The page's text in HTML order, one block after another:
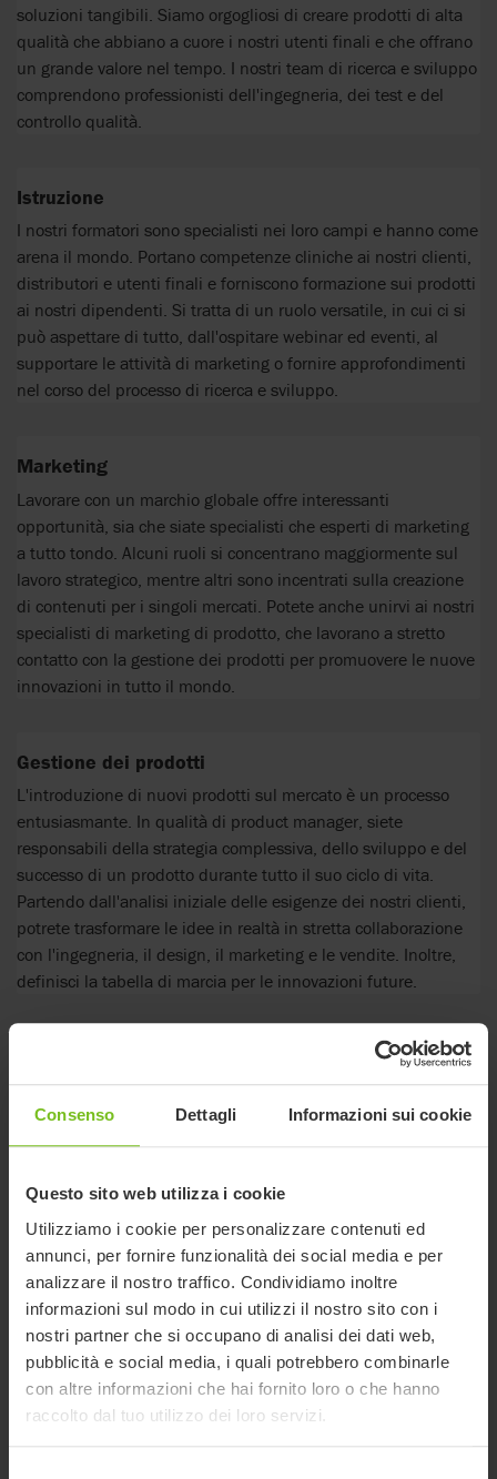
Consenso Dettagli Informazioni sui cookie
Questo sito web utilizza i cookie
Utilizziamo i cookie per personalizzare contenuti ed
annunci, per fornire funzionalità dei social media e per
analizzare il nostro traffico. Condividiamo inoltre
informazioni sul modo in cui utilizzi il nostro sito con i
nostri partner che si occupano di analisi dei dati web,
pubblicità e social media, i quali potrebbero combinarle
con altre informazioni che hai fornito loro o che hanno
raccolto dal tuo utilizzo dei loro servizi.
soluzioni tangibili. Siamo orgogliosi di creare prodotti di alta
qualità che abbiano a cuore i nostri utenti finali e che offrano
un grande valore nel tempo. I nostri team di ricerca e sviluppo
comprendono professionisti dell'ingegneria, dei test e del
controllo qualità.
Istruzione
I nostri formatori sono specialisti nei loro campi e hanno come
arena il mondo. Portano competenze cliniche ai nostri clienti,
distributori e utenti finali e forniscono formazione sui prodotti
ai nostri dipendenti. Si tratta di un ruolo versatile, in cui ci si
può aspettare di tutto, dall'ospitare webinar ed eventi, al
supportare le attività di marketing o fornire approfondimenti
nel corso del processo di ricerca e sviluppo.
Marketing
Lavorare con un marchio globale offre interessanti
opportunità, sia che siate specialisti che esperti di marketing
a tutto tondo. Alcuni ruoli si concentrano maggiormente sul
lavoro strategico, mentre altri sono incentrati sulla creazione
di contenuti per i singoli mercati. Potete anche unirvi ai nostri
specialisti di marketing di prodotto, che lavorano a stretto
contatto con la gestione dei prodotti per promuovere le nuove
innovazioni in tutto il mondo.
Gestione dei prodotti
L'introduzione di nuovi prodotti sul mercato è un processo
entusiasmante. In qualità di product manager, siete
responsabili della strategia complessiva, dello sviluppo e del
successo di un prodotto durante tutto il suo ciclo di vita.
Partendo dall'analisi iniziale delle esigenze dei nostri clienti,
potrete trasformare le idee in realtà in stretta collaborazione
con l'ingegneria, il design, il marketing e le vendite. Inoltre,
definisci la tabella di marcia per le innovazioni future.
I nostri team di vendita sono in prima linea nell'interazione
con i clienti e possono constatare in prima persona come i
nostri prodotti facciano la differenza per le persone, i familiari
clienti possono spaziare dalle istituzioni sanitarie ai
rivenditori, ai distributori o agli utenti finali, a seconda del
mercato.
Produzione
Per chi ama il lavoro pratico, i nostri siti produttivi in Svezia,
Danimarca, Polonia, Austria e Nord America offrono molte
opportunità. Che si tratti di saldatura, cucitura, verniciatura a